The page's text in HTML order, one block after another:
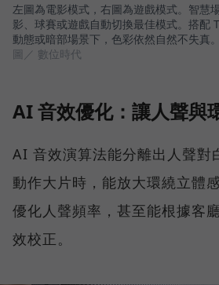
左圖為電影模式，右圖為遊戲模式。智慧
影、球賽或遊戲自動切換最佳模式。搭配
動態或暗部場景下，色彩依然自然不失真。
圖／ 數位時代
AI 音效優化：讓人聲與
AI 音效演算法能分離出人聲對
動作大片時，能放大環繞立體
優化人聲頻率，甚至能根據客
效校正。